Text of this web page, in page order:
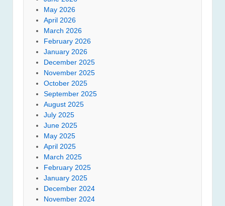
May 2026
April 2026
March 2026
February 2026
January 2026
December 2025
November 2025
October 2025
September 2025
August 2025
July 2025
June 2025
May 2025
April 2025
March 2025
February 2025
January 2025
December 2024
November 2024